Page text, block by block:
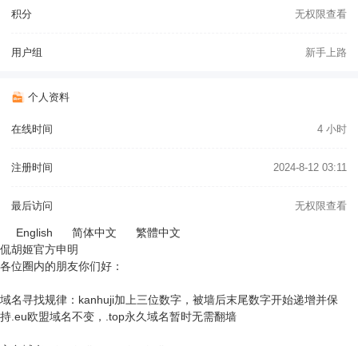
积分 无权限查看
用户组 新手上路
个人资料
在线时间 4 小时
注册时间 2024-8-12 03:11
最后访问 无权限查看
English 简体中文
繁體中文
侃胡姬官方申明
各位圈内的朋友你们好：
域名寻找规律：kanhuji加上三位数字，被墙后末尾数字开始递增并保
持.eu欧盟域名不变，.top永久域名暂时无需翻墙